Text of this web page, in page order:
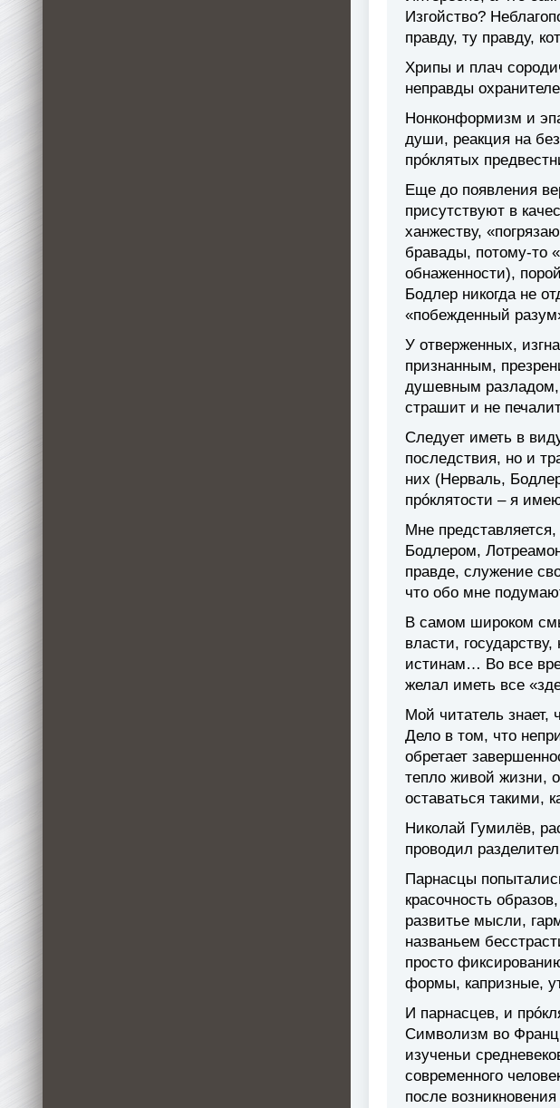
Изгойство?
правду, ту правду,
Хрипы и плач
неправды
Нонконформизм и
души, реакция на
прóклятых
Еще до появления
присутствуют в
ханжеству,
бравады, потому-то
обнаженности),
Бодлер никогда не
«побежденный
У отверженных,
признанным,
душевным разладом,
страшит и не
Следует иметь в
последствия, но и
них (Нерваль,
прóклятости – я
Мне
Бодлером,
правде, служение
что обо мне
В самом широком
власти,
истинам… Во все
желал иметь все
Мой читатель знает,
Дело в том, что
обретает
тепло живой жизни,
оставаться
Николай Гумилёв,
проводил
Парнасцы
красочность
развитье мысли,
названьем
просто
формы, капризные,
И парнасцев, и
Символизм во
изученьи
современного
после